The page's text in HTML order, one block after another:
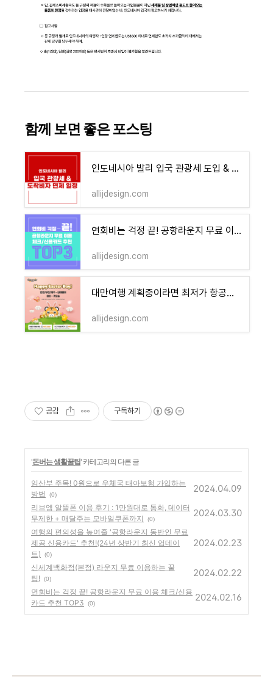
함께 보면 좋은 포스팅
인도네시아 발리 입국 관광세 도입 & 도착비자 면제 일정
allijdesign.com
연회비는 걱정 끝! 공항라운지 무료 이용 체크/신용카드 추천 TOP3
allijdesign.com
대만여행 계획중이라면 최저가 항공권 GET! - 타이거에어, 타이거프라임
allijdesign.com
공감 구독하기
'돈버는 생활꿀팁' 카테고리의 다른 글
임산부 주목! 0원으로 우체국 태아보험 가입하는
방법
(0)
2024.04.09
리브엠 알뜰폰 이용 후기 : 1만원대로 통화, 데이터
무제한 + 매달주는 모바일쿠폰까지
(0)
2024.03.30
여행의 편의성을 높여줄 '공항라운지 동반인 무료
제공 신용카드' 추천!(24년 상반기 최신 업데이
트)
(0)
2024.02.23
신세계백화점(본점) 라운지 무료 이용하는 꿀
팁! (0)
2024.02.22
연회비는 걱정 끝! 공항라운지 무료 이용 체크/신용
카드 추천 TOP3
(0)
2024.02.16